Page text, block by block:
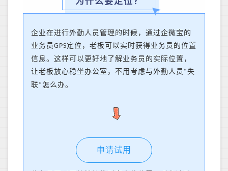
企业在进行外勤人员管理的时候， 通过企微宝的
业务员 GPS定位， 老板可以实时获得业务员的位置
信息。这样可以更好地了解业务员的实际位置，
让老板放心稳坐办公室，不用考虑与外勤人员 “失
联” 怎么办。
申请试用